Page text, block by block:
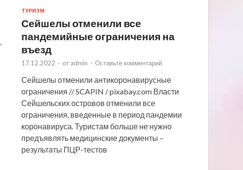
ТУРИЗМ
Сейшелы отменили все
пандемийные ограничения на
въезд
17.12.2022 - от admin - Оставьте комментарий
Сейшелы отменили антикоронавирусные
ограничения // SCAPIN / pixabay.com Власти
Сейшельских островов отменили все
ограничения, введенные в период пандемии
коронавируса. Туристам больше не нужно
предъявлять медицинские документы –
результаты ПЦР-тестов